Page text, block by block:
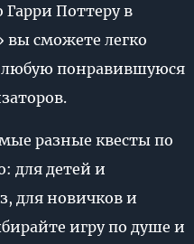
Гарри Поттеру в
вы сможете легко
любую понравившуюся
разные квесты по
для детей и
для новичков и
игру по душе и